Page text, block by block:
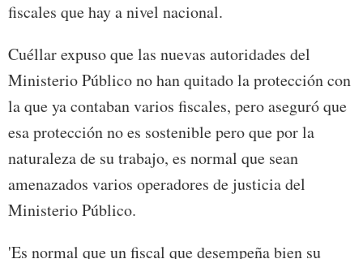
fiscales que hay a nivel nacional.
Cuéllar expuso que las nuevas autoridades del
Ministerio Público no han quitado la protección con
la que ya contaban varios fiscales, pero aseguró que
esa protección no es sostenible pero que por la
naturaleza de su trabajo, es normal que sean
amenazados varios operadores de justicia del
Ministerio Público.
'Es normal que un fiscal que desempeña bien su